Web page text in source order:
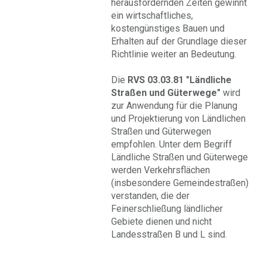
herausfordernden Zeiten gewinnt
ein wirtschaftliches,
kostengünstiges Bauen und
Erhalten auf der Grundlage dieser
Richtlinie weiter an Bedeutung.
Die RVS 03.03.81 "Ländliche
Straßen und Güterwege" wird
zur Anwendung für die Planung
und Projektierung von Ländlichen
Straßen und Güterwegen
empfohlen. Unter dem Begriff
Ländliche Straßen und Güterwege
werden Verkehrsflächen
(insbesondere Gemeindestraßen)
verstanden, die der
Feinerschließung ländlicher
Gebiete dienen und nicht
Landesstraßen B und L sind.